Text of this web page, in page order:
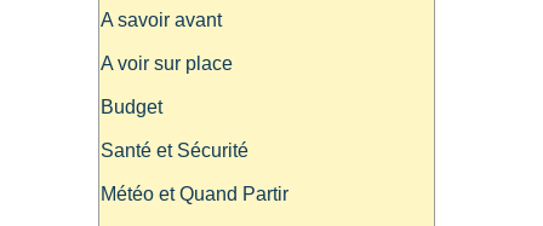
A savoir avant
A voir sur place
Budget
Santé et Sécurité
Météo et Quand Partir